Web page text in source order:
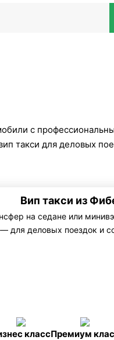
с
такси для деловых
Вип такси из
на седане или
для деловых поездок и
классПремиум